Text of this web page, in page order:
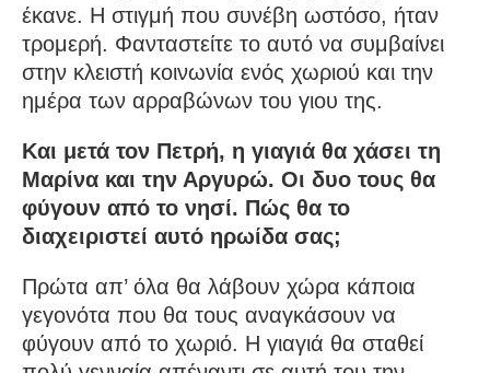
έκανε. Η στιγμή που συνέβη ωστόσο, ήταν
τρομερή. Φανταστείτε το αυτό να συμβαίνει
στην κλειστή κοινωνία ενός χωριού και την
ημέρα των αρραβώνων του γιου της.
Και μετά τον Πετρή, η γιαγιά θα χάσει τη
Μαρίνα και την Αργυρώ. Οι δυο τους θα
φύγουν από το νησί. Πώς θα το
διαχειριστεί αυτό ηρωίδα σας;
Πρώτα απ’ όλα θα λάβουν χώρα κάποια
γεγονότα που θα τους αναγκάσουν να
φύγουν από το χωριό. Η γιαγιά θα σταθεί